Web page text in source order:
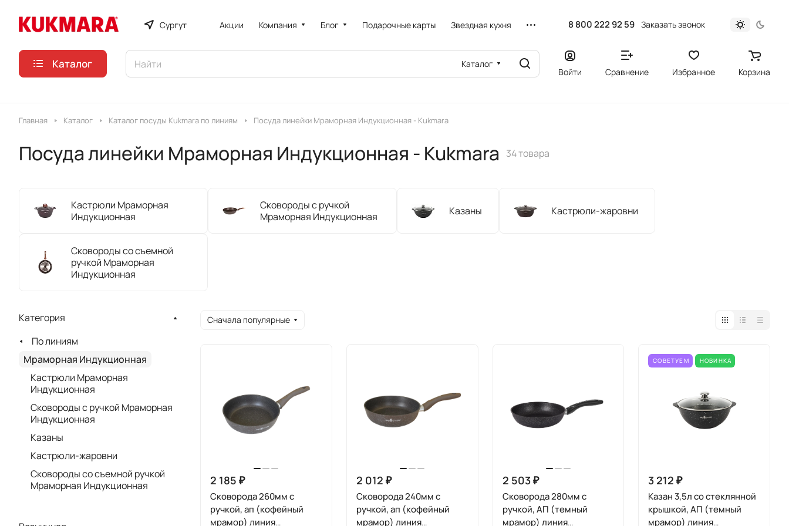
Сургут Акции Компания Блог Подарочные карты Звездная кухня 8 800 222 92 59 Заказать звонок
Каталог Каталог
Войти Сравнение Избранное Корзина
Главная Каталог Каталог посуды Kukmara по линиям Посуда линейки Мраморная Индукционная - Kukmara
Посуда линейки Мраморная Индукционная - Kukmara 34 товара
Кастрюли Мраморная
Индукционная
Сковороды с ручкой
Мраморная Индукционная
Казаны Кастрюли-жаровни
Сковороды со съемной
ручкой Мраморная
Индукционная
Сначала популярные
2 185 ₽
Сковорода 260мм с
ручкой, ап (кофейный
мрамор) линия
2 012 ₽
Сковорода 240мм с
ручкой, ап (кофейный
мрамор) линия
2 503 ₽
Сковорода 280мм с
ручкой, АП (темный
мрамор) линия
СОВЕТУЕМ НОВИНКА
3 212 ₽
Казан 3,5л со стеклянной
крышкой, АП (темный
мрамор) линия
Категория
По линиям
Мраморная Индукционная
Кастрюли Мраморная
Индукционная
Сковороды с ручкой Мраморная
Индукционная
Казаны
Кастрюли-жаровни
Сковороды со съемной ручкой
Мраморная Индукционная